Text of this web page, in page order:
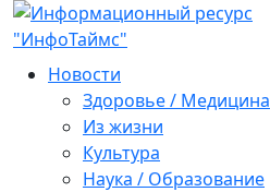
Новости
Здоровье / Медицина
Из жизни
Культура
Наука / Образование